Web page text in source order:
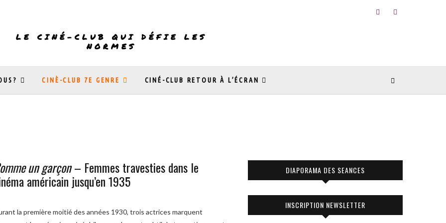
LE CINÉ-CLUB QUI DÉFIE LES
NORMES
CINÈ-CLUB 7E GENRE CINÉ-CLUB RETOUR À L’ÉCRAN
un garçon– Femmes travesties dans le
américain jusqu’en 1935
DIAPORAMA DES SEANCES
INSCRIPTION NEWSLETTER